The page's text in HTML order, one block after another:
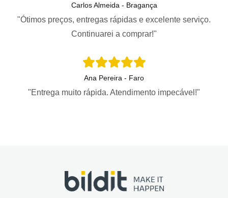
Carlos Almeida - Bragança
"Ótimos preços, entregas rápidas e excelente serviço.
Continuarei a comprar!"
Ana Pereira - Faro
"Entrega muito rápida. Atendimento impecável!"